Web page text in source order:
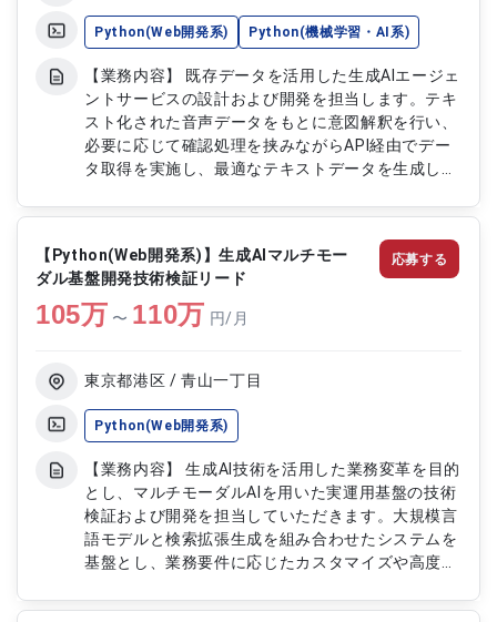
Python(Web開発系) Python(機械学習・AI系)
【業務内容】 既存データを活用した生成AIエージェ
ントサービスの設計および開発を担当します。テキ
スト化された音声データをもとに意図解釈を行い、
必要に応じて確認処理を挟みながらAPI経由でデー
タ取得を実施し、最適なテキストデータを生成しま
拡張性と実用性を考慮したサービス開発を推進しま
す。音声出力は対象外とし、テキスト処理および生
成ロジックの精度向上に注力します。 【作業内
容】 ・生成AIサービスの設計 ・意図解釈ロジック
の実装 ・テキストデータの生成処理実装 ・API連携
によるデータ取得処理 ・確認フローの実装 ・既存
ラウド環境での開発対応 ・不具合調査および改修
【Python(Web開発系)】生成AIマルチモー
ダル基盤開発技術検証リード
105万 〜 110万 円/月
東京都港区 / 青山一丁目
Python(Web開発系)
【業務内容】 生成AI技術を活用した業務変革を目的
とし、マルチモーダルAIを用いた実運用基盤の技術
検証および開発を担当していただきます。大規模言
語モデルと検索拡張生成を組み合わせたシステムを
基盤とし、業務要件に応じたカスタマイズや高度化
環境への適用を見据え、精度やコスト、処理速度、
応募する